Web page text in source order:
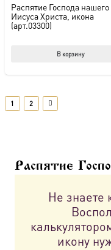
Распятие Господа нашего
Иисуса Христа, икона
(арт.03300)
В корзину
1 2
Распятие
Не знаете
икону